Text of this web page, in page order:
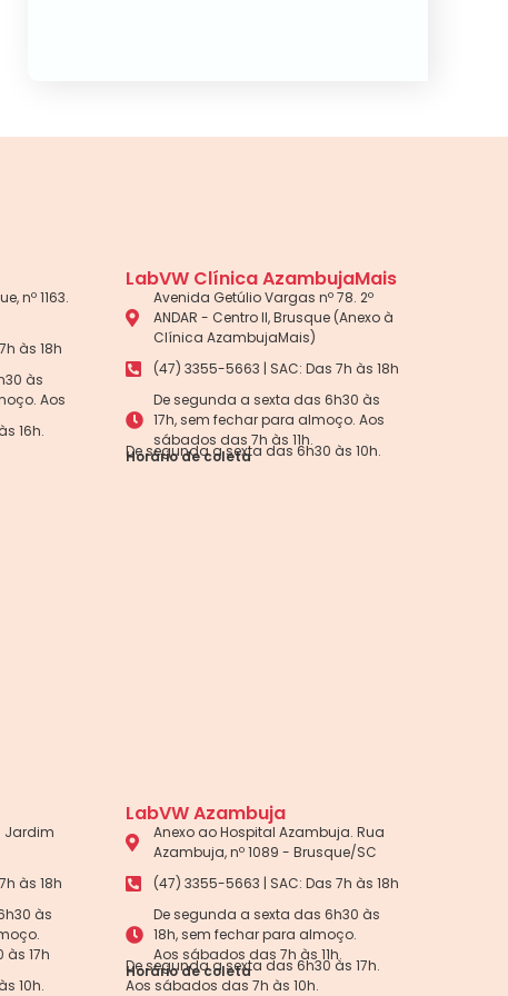
nº 1163.
às 18h
às
Aos
16h.
LabVW Clínica AzambujaMais
Avenida Getúlio Vargas nº 78. 2º
ANDAR - Centro II, Brusque (Anexo à
Clínica AzambujaMais)
(47) 3355-5663 | SAC: Das 7h às 18h
De segunda a sexta das 6h30 às
17h, sem fechar para almoço. Aos
sábados das 7h às 11h.
Horário de coleta
De segunda a sexta das 6h30 às 10h.
Jardim
às 18h
às
17h
10h.
LabVW Azambuja
Anexo ao Hospital Azambuja. Rua
Azambuja, nº 1089 - Brusque/SC
(47) 3355-5663 | SAC: Das 7h às 18h
De segunda a sexta das 6h30 às
18h, sem fechar para almoço.
Aos sábados das 7h às 11h.
Horário de coleta
De segunda a sexta das 6h30 às 17h.
Aos sábados das 7h às 10h.